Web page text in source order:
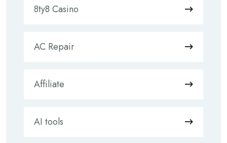
8ty8 Casino
AC Repair
Affiliate
AI tools